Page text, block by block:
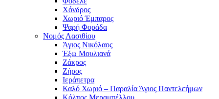
Χόνδρος
Χωριό Έμπαρος
Ψαρή Φοράδα
Νομός Λασιθίου
Άγιος Νικόλαος
Έξω Μουλιανά
Ζάκρος
Ζήρος
Ιεράπετρα
Καλό Χωριό – Παραλία Άγιος Παντελεήμων
Κόλπος Μεραμπέλλου